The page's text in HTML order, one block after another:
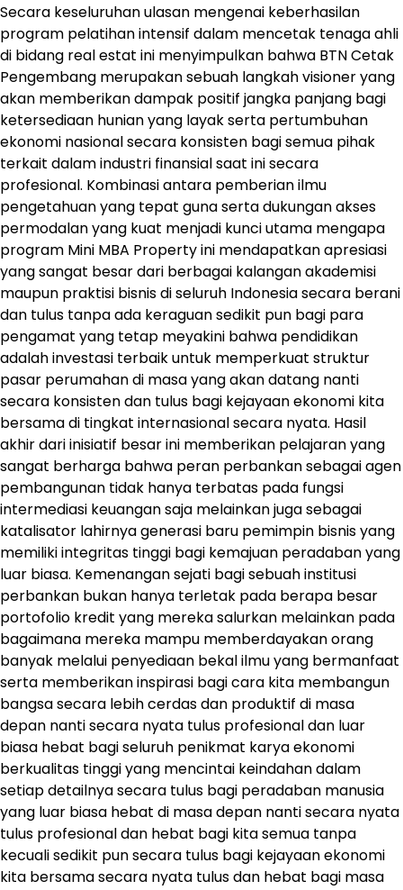
Secara keseluruhan ulasan mengenai keberhasilan
program pelatihan intensif dalam mencetak tenaga ahli
di bidang real estat ini menyimpulkan bahwa BTN Cetak
Pengembang merupakan sebuah langkah visioner yang
akan memberikan dampak positif jangka panjang bagi
ketersediaan hunian yang layak serta pertumbuhan
ekonomi nasional secara konsisten bagi semua pihak
terkait dalam industri finansial saat ini secara
profesional. Kombinasi antara pemberian ilmu
pengetahuan yang tepat guna serta dukungan akses
permodalan yang kuat menjadi kunci utama mengapa
program Mini MBA Property ini mendapatkan apresiasi
yang sangat besar dari berbagai kalangan akademisi
maupun praktisi bisnis di seluruh Indonesia secara berani
dan tulus tanpa ada keraguan sedikit pun bagi para
pengamat yang tetap meyakini bahwa pendidikan
adalah investasi terbaik untuk memperkuat struktur
pasar perumahan di masa yang akan datang nanti
secara konsisten dan tulus bagi kejayaan ekonomi kita
bersama di tingkat internasional secara nyata. Hasil
akhir dari inisiatif besar ini memberikan pelajaran yang
sangat berharga bahwa peran perbankan sebagai agen
pembangunan tidak hanya terbatas pada fungsi
intermediasi keuangan saja melainkan juga sebagai
katalisator lahirnya generasi baru pemimpin bisnis yang
memiliki integritas tinggi bagi kemajuan peradaban yang
luar biasa. Kemenangan sejati bagi sebuah institusi
perbankan bukan hanya terletak pada berapa besar
portofolio kredit yang mereka salurkan melainkan pada
bagaimana mereka mampu memberdayakan orang
banyak melalui penyediaan bekal ilmu yang bermanfaat
serta memberikan inspirasi bagi cara kita membangun
bangsa secara lebih cerdas dan produktif di masa
depan nanti secara nyata tulus profesional dan luar
biasa hebat bagi seluruh penikmat karya ekonomi
berkualitas tinggi yang mencintai keindahan dalam
setiap detailnya secara tulus bagi peradaban manusia
yang luar biasa hebat di masa depan nanti secara nyata
tulus profesional dan hebat bagi kita semua tanpa
kecuali sedikit pun secara tulus bagi kejayaan ekonomi
kita bersama secara nyata tulus dan hebat bagi masa